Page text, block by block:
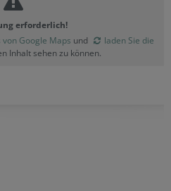
erforderlich!
von Google Maps und
laden Sie die
Inhalt sehen zu können.